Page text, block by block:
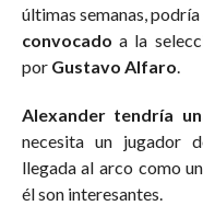
últimas semanas, podría
convocado a la
por Gustavo Alfaro.
Alexander tendría
necesita un jugador
llegada al arco como
él son interesantes.